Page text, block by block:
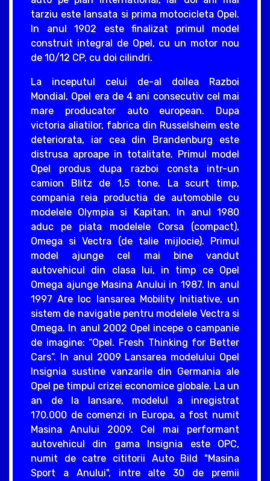
tarziu este lansata si prima motocicleta Opel.
In anul 1902 este finalizat primul model
construit integral de Opel, cu un motor nou
de 10/12 CP, cu doi cilindri.
La inceputul celui de-al doilea Razboi
Mondial, Opel era de 4 ani consecutiv cel mai
mare producator auto european. Dupa
victoria aliatilor, fabrica din Russelsheim este
deteriorata, iar cea din Brandenburg este
distrusa aproape in totalitate. Primul model
Opel produs dupa razboi consta intr-un
camion Blitz de 1,5 tone. La scurt timp,
compania reia productia de automobile cu
modelele Olympia si Kapitan. In anul 1980
aduc pe piata modelele Corsa (compact),
Omega si Vectra (de talie mijlocie). Primul
model ajunge cel mai bine vandut
autovehicul din clasa lui, in timp ce Opel
Omega ajunge Masina Anului in 1987. In anul
1997 Are loc lansarea Mobility Initiative, un
sistem de navigatie pentru modelele Vectra si
Omega. In anul 2002 Opel incepe o campanie
de imagine: “Opel. Fresh Thinking for Better
Cars”. In anul 2009 Lansarea modelului Opel
Insignia sustine vanzarile din Germania ale
Opel pe timpul crizei economice globale. La un
an de la lansare, modelul a inregistrat
170.000 de comenzi in Europa, a fost numit
Masina Anului 2009. Cel mai performant
autovehicul din gama Insignia este OPC,
numit de catre cititorii Auto Bild "Masina
Sport a Anului", intre alte 30 de premii